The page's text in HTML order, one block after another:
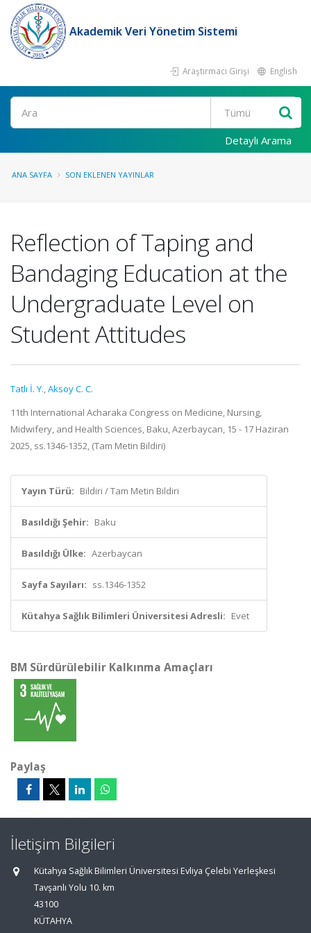
Akademik Veri Yönetim Sistemi
Araştırmacı Girişi English
Ara
Detaylı Arama
ANA SAYFA SON EKLENEN YAYINLAR
Reflection of Taping and
Bandaging Education at the
Undergraduate Level on
Student Attitudes
Tatlı İ. Y.,Aksoy C. C.
11th International Acharaka Congress on Medicine, Nursing,
Midwifery, and Health Sciences, Baku, Azerbaycan, 15 - 17 Haziran
2025, ss.1346-1352, (Tam Metin Bildiri)
Yayın Türü: Bildiri / Tam Metin Bildiri
Basıldığı Şehir: Baku
Basıldığı Ülke: Azerbaycan
Sayfa Sayıları: ss.1346-1352
Kütahya Sağlık Bilimleri Üniversitesi Adresli: Evet
BM Sürdürülebilir Kalkınma Amaçları
Paylaş
İletişim Bilgileri
Kütahya Sağlık Bilimleri Üniversitesi Evliya Çelebi Yerleşkesi
Tavşanlı Yolu 10. km
43100
KÜTAHYA